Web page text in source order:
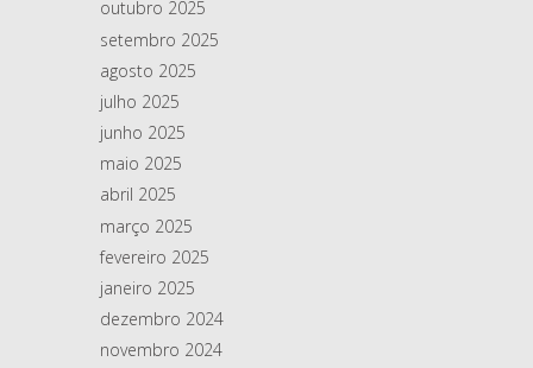
outubro 2025
setembro 2025
agosto 2025
julho 2025
junho 2025
maio 2025
abril 2025
março 2025
fevereiro 2025
janeiro 2025
dezembro 2024
novembro 2024